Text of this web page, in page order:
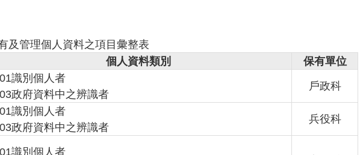
及管理個人資料之項目彙整表
個人資料類別
保有單位
識別個人者
政府資料中之辨識者
戶政科
識別個人者
政府資料中之辨識者
兵役科
識別個人者